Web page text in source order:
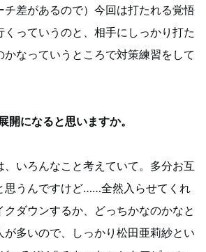
チ差があるので）今回は打たれる覚悟
くっていうのと、相手にしっかり打た
なっていうところで対策練習をして
になると思いますか。
、いろんなこと考えていて。多分お互
思うんですけど……全然入らせてくれ
クダウンするか、どっちかなのかなと
が多いので、しっかり松田亜莉紗とい